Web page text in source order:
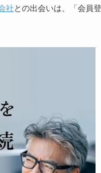
社との出会いは、「会員